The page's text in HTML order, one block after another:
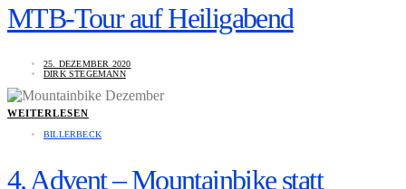
MTB-Tour auf Heiligabend
25. DEZEMBER 2020
DIRK STEGEMANN
WEITERLESEN
BILLERBECK
4. Advent – Mountainbike statt